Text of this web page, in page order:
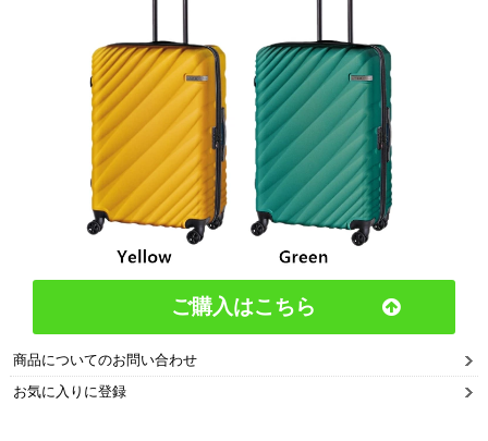
ご購入はこちら
商品についてのお問い合わせ
お気に入りに登録